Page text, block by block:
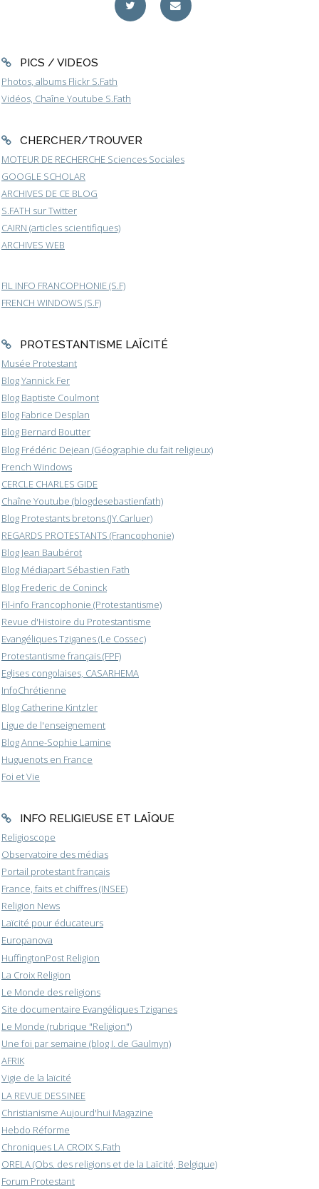
PICS / VIDEOS
Photos, albums Flickr S.Fath
Vidéos, Chaîne Youtube S.Fath
CHERCHER/TROUVER
MOTEUR DE RECHERCHE Sciences Sociales
GOOGLE SCHOLAR
ARCHIVES DE CE BLOG
S.FATH sur Twitter
CAIRN (articles scientifiques)
ARCHIVES WEB
FIL INFO FRANCOPHONIE (S.F)
FRENCH WINDOWS (S.F)
PROTESTANTISME LAÏCITÉ
Musée Protestant
Blog Yannick Fer
Blog Baptiste Coulmont
Blog Fabrice Desplan
Blog Bernard Boutter
Blog Frédéric Dejean (Géographie du fait religieux)
French Windows
CERCLE CHARLES GIDE
Chaîne Youtube (blogdesebastienfath)
Blog Protestants bretons (JY.Carluer)
REGARDS PROTESTANTS (Francophonie)
Blog Jean Baubérot
Blog Médiapart Sébastien Fath
Blog Frederic de Coninck
Fil-info Francophonie (Protestantisme)
Revue d'Histoire du Protestantisme
Evangéliques Tziganes (Le Cossec)
Protestantisme français (FPF)
Eglises congolaises, CASARHEMA
InfoChrétienne
Blog Catherine Kintzler
Ligue de l'enseignement
Blog Anne-Sophie Lamine
Huguenots en France
Foi et Vie
INFO RELIGIEUSE ET LAÏQUE
Religioscope
Observatoire des médias
Portail protestant français
France, faits et chiffres (INSEE)
Religion News
Laïcité pour éducateurs
Europanova
HuffingtonPost Religion
La Croix Religion
Le Monde des religions
Site documentaire Evangéliques Tziganes
Le Monde (rubrique "Religion")
Une foi par semaine (blog I. de Gaulmyn)
AFRIK
Vigie de la laïcité
LA REVUE DESSINEE
Christianisme Aujourd'hui Magazine
Hebdo Réforme
Chroniques LA CROIX S.Fath
ORELA (Obs. des religions et de la Laïcité, Belgique)
Forum Protestant